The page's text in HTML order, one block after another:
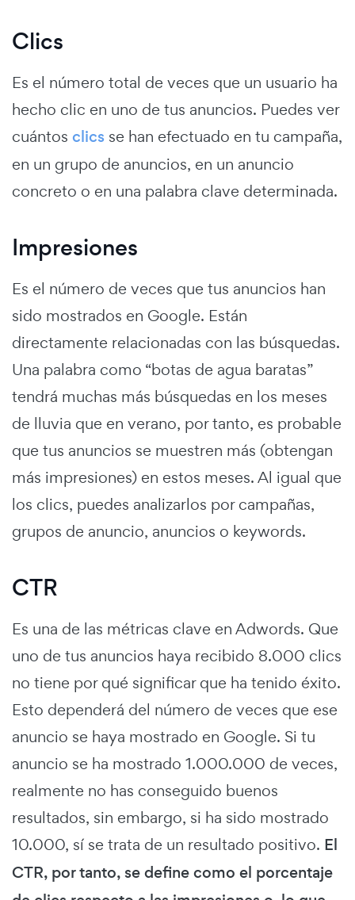
Clics
Es el número total de veces que un usuario ha
hecho clic en uno de tus anuncios. Puedes ver
cuántos clics se han efectuado en tu campaña,
en un grupo de anuncios, en un anuncio
concreto o en una palabra clave determinada.
Impresiones
Es el número de veces que tus anuncios han
sido mostrados en Google. Están
directamente relacionadas con las búsquedas.
Una palabra como “botas de agua baratas”
tendrá muchas más búsquedas en los meses
de lluvia que en verano, por tanto, es probable
que tus anuncios se muestren más (obtengan
más impresiones) en estos meses. Al igual que
los clics, puedes analizarlos por campañas,
grupos de anuncio, anuncios o keywords.
CTR
Es una de las métricas clave en Adwords. Que
uno de tus anuncios haya recibido 8.000 clics
no tiene por qué significar que ha tenido éxito.
Esto dependerá del número de veces que ese
anuncio se haya mostrado en Google. Si tu
anuncio se ha mostrado 1.000.000 de veces,
realmente no has conseguido buenos
resultados, sin embargo, si ha sido mostrado
10.000, sí se trata de un resultado positivo. El
CTR, por tanto, se define como el porcentaje